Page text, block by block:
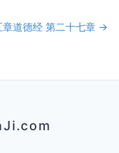
章道德经 第二十七章 →